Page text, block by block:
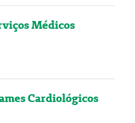
Médicos
Cardiológicos